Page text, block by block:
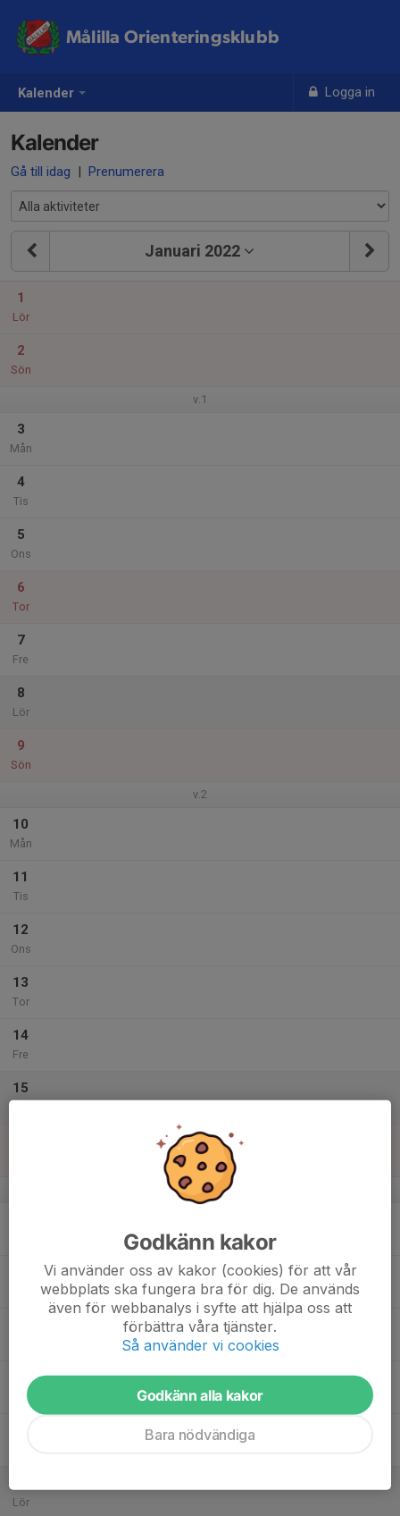
Kalender Logga in
Målilla Orienteringsklubb
Kalender
Gå till idag | Prenumerera
Januari 2022
1
Lör
2
Sön
v.1
3
Mån
4
Tis
5
Ons
6
Tor
7
Fre
8
Lör
9
Sön
v.2
10
Mån
11
Tis
12
Ons
13
Tor
14
Fre
15
v.3
Tor
Lör
Godkänn kakor
Vi använder oss av kakor (cookies) för att vår
webbplats ska fungera bra för dig. De används
även för webbanalys i syfte att hjälpa oss att
förbättra våra tjänster.
Så använder vi cookies
Godkänn alla kakor
Bara nödvändiga